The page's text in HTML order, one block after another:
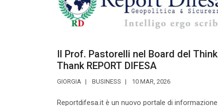
Il Prof. Pastorelli nel Board del Think
Thank REPORT DIFESA
GIORGIA BUSINESS 10 MAR, 2026
Reportdifesa.it è un nuovo portale di